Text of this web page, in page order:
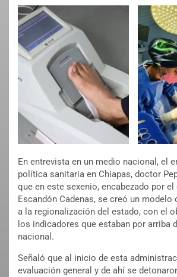
En entrevista en un medio nacional, el
política sanitaria en Chiapas, doctor
que en este sexenio, encabezado por
Escandón Cadenas, se creó un modelo
a la regionalización del estado, con el
los indicadores que estaban por arriba
nacional.
Señaló que al inicio de esta
evaluación general y de ahí se